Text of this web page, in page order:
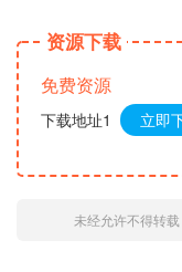
资源下载
免费资源
下载地址1 立即
未经允许不得转载